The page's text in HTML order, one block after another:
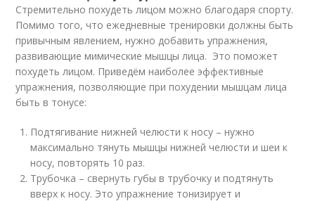
Стремительно похудеть лицом можно благодаря спорту.
Помимо того, что ежедневные тренировки должны быть
привычным явлением, нужно добавить упражнения,
развивающие мимические мышцы лица. Это поможет
похудеть лицом. Приведём наиболее эффективные
упражнения, позволяющие при похудении мышцам лица
быть в тонусе:
Подтягивание нижней челюсти к носу – нужно
максимально тянуть мышцы нижней челюсти и шеи к
носу, повторять 10 раз.
Трубочка – свернуть губы в трубочку и подтянуть
вверх к носу. Это упражнение тонизирует и